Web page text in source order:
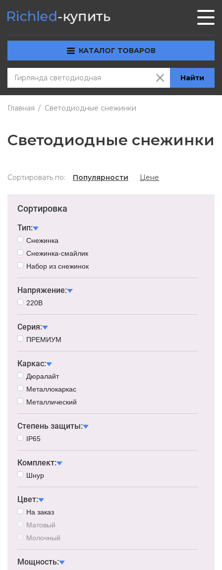
КАТАЛОГ ТОВАРОВ
Найти
Главная Светодиодные снежинки
Светодиодные снежинки
Сортировать по: Популярности Цене
Сортировка
Тип:
Снежинка
Снежинка-смайлик
Набор из снежинок
Напряжение:
220В
Серия:
ПРЕМИУМ
Каркас:
Дюралайт
Металлокаркас
Металлический
Степень защиты:
IP65
Комплект:
Шнур
Цвет:
На заказ
Матовый
Молочный
Мощность: